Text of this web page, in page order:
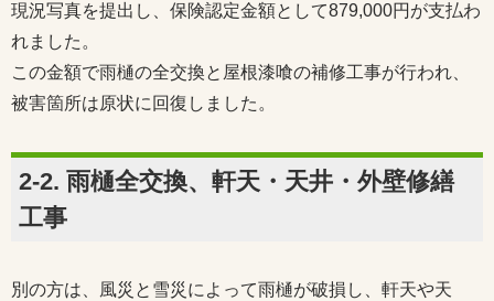
現況写真を提出し、保険認定金額として879,000円が支払わ
れました。
この金額で雨樋の全交換と屋根漆喰の補修工事が行われ、
被害箇所は原状に回復しました。
2-2. 雨樋全交換、軒天・天井・外壁修繕
工事
別の方は、風災と雪災によって雨樋が破損し、軒天や天